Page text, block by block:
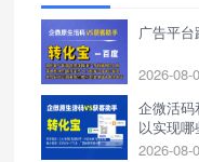
广告平
2026-08-
企微活
以实现
2026-08-